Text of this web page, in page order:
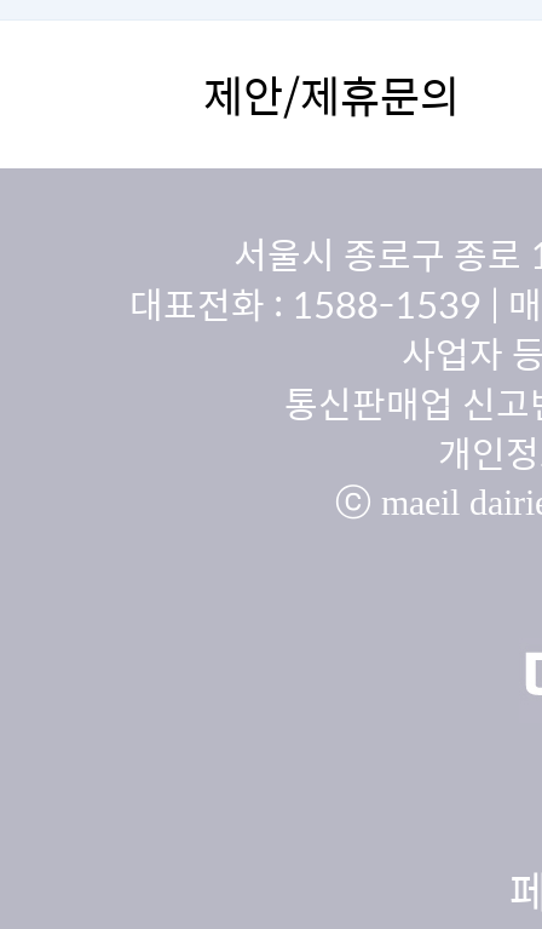
제안/제휴문의
서울시 종로구 종
대표전화 : 1588-1539 |
사업자
통신판매업 신
개인
ⓒ maeil